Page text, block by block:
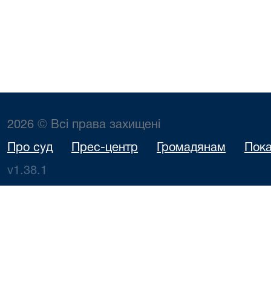
2026 © Всі права захищені
Про суд Прес-центр Громадянам
v1.38.1